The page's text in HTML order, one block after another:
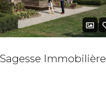
Sagesse Immobilière